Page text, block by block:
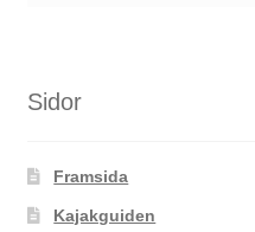
Sidor
Framsida
Kajakguiden